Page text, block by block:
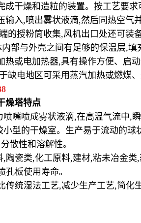
成干燥和造粒的装置。按工艺要
输入,喷出雾状液滴,然后同热空气
的授粉筒收集,风机出口处还可装
部与外壳之间有足够的保温层,填
热或电加热器,具有操作方便、启
缺电地区可采用蒸汽加热或燃煤
燥塔特点
喷嘴喷成雾状液滴,在高温气流中,
小型的干燥室。生产易于流动的球
散性和溶解性。
, 陶瓷类,化工原料,建材,粘未冶金类,
孔板使用寿命。
传统湿法工艺,减少生产工艺,简化